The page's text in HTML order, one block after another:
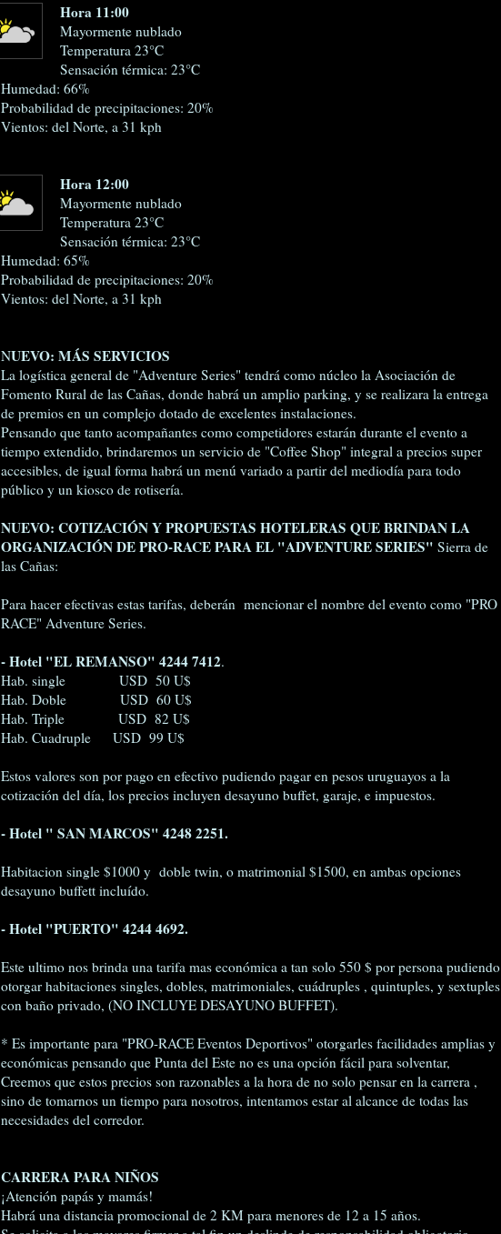
Hora 11:00
Mayormente nublado
Temperatura 23°C
Sensación térmica: 23°C
Humedad: 66%
Probabilidad de precipitaciones: 20%
Vientos: del Norte, a 31 kph
Hora 12:00
Mayormente nublado
Temperatura 23°C
Sensación térmica: 23°C
Humedad: 65%
Probabilidad de precipitaciones: 20%
Vientos: del Norte, a 31 kph
NUEVO: MÁS SERVICIOS
La logística general de "Adventure Series" tendrá como núcleo la Asociación de
Fomento Rural de las Cañas, donde habrá un amplio parking, y se realizara la entrega
de premios en un complejo dotado de excelentes instalaciones.
Pensando que tanto acompañantes como competidores estarán durante el evento a
tiempo extendido, brindaremos un servicio de "Coffee Shop" integral a precios super
accesibles, de igual forma habrá un menú variado a partir del mediodía para todo
público y un kiosco de rotisería.
NUEVO: COTIZACIÓN Y PROPUESTAS HOTELERAS QUE BRINDAN LA
ORGANIZACIÓN DE PRO-RACE PARA EL "ADVENTURE SERIES" Sierra de
las Cañas:
Para hacer efectivas estas tarifas, deberán mencionar el nombre del evento como "PRO
RACE" Adventure Series.
- Hotel "EL REMANSO" 4244 7412.
Hab. single USD 50 U$
Hab. Doble USD 60 U$
Hab. Triple USD 82 U$
Hab. Cuadruple USD 99 U$
Estos valores son por pago en efectivo pudiendo pagar en pesos uruguayos a la
cotización del día, los precios incluyen desayuno buffet, garaje, e impuestos.
- Hotel " SAN MARCOS" 4248 2251.
Habitacion single $1000 y doble twin, o matrimonial $1500, en ambas opciones
desayuno buffett incluído.
- Hotel "PUERTO" 4244 4692.
Este ultimo nos brinda una tarifa mas económica a tan solo 550 $ por persona pudiendo
otorgar habitaciones singles, dobles, matrimoniales, cuádruples , quintuples, y sextuples
con baño privado, (NO INCLUYE DESAYUNO BUFFET).
* Es importante para "PRO-RACE Eventos Deportivos" otorgarles facilidades amplias y
económicas pensando que Punta del Este no es una opción fácil para solventar,
Creemos que estos precios son razonables a la hora de no solo pensar en la carrera ,
sino de tomarnos un tiempo para nosotros, intentamos estar al alcance de todas las
necesidades del corredor.
CARRERA PARA NIÑOS
¡Atención papás y mamás!
Habrá una distancia promocional de 2 KM para menores de 12 a 15 años.